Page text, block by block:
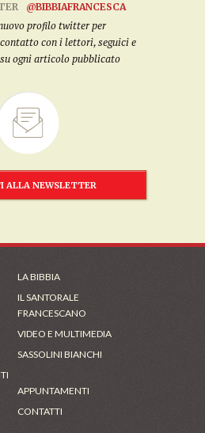
@BIBBIAFRANCESCA
profilo twitter per
con i lettori, seguici e
ogni articolo pubblicato
ALLA NEWSLETTER
LA BIBBIA
IL SANTORALE
FRANCESCANO
VIDEO E MULTIMEDIA
SASSOLINI BIANCHI
APPUNTAMENTI
CONTATTI